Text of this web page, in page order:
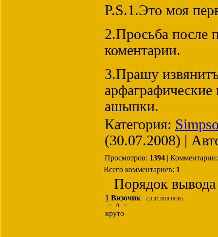
P.S.1.Это моя
2.Просьба после
коментарии.
3.Прашу
ашыпки.
Категория:
(30.07.2008) |
Просмотров: 1394 |
Всего комментариев: 1
Порядок
1 Визочик (11.03.2010 18:05)
0
круто